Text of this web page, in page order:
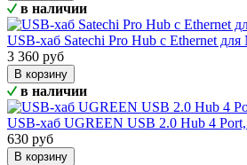
в наличии
USB-хаб Satechi Pro Hub с Ethernet
3 360 руб
В корзину
в наличии
USB-хаб UGREEN USB 2.0 Hub 4
630 руб
В корзину